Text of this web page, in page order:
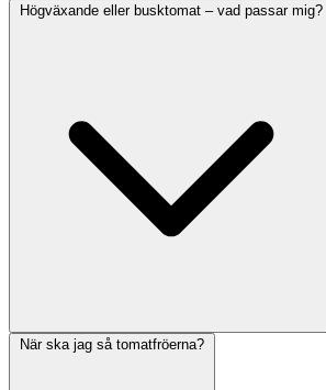
Högväxande eller busktomat – vad passar mig?
När ska jag så tomatfröerna?